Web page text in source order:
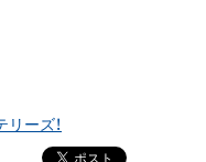
ーズ！